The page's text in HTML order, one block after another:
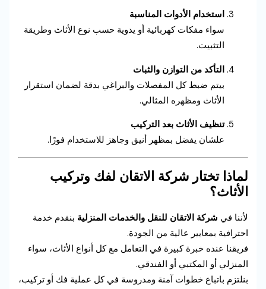
استخدام الأدوات المناسبة
سواء مفكات كهربائية أو يدوية حسب نوع الأثاث وطريقة
التثبيت.
التأكد من التوازن والثبات
بيتم ضبط كل المفصلات والبراغي بدقة لضمان استقرار
الأثاث ومظهره المثالي.
تنظيف الأثاث بعد التركيب
علشان يفضل بمظهر أنيق وجاهز للاستخدام فورًا.
لماذا تختار شركة الاتقان لفك وتركيب
الأثاث؟
لأننا في شركة الاتقان للنقل والخدمات المنزلية بنقدم خدمة
احترافية بمعايير عالية من الجودة.
فريقنا عنده خبرة كبيرة في التعامل مع كل أنواع الأثاث، سواء
المنزلي أو المكتبي أو الفندقي.
بنلتزم باتباع خطوات آمنة ومدروسة في كل عملية فك أو تركيب،